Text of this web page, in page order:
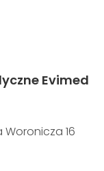
Evimed
Woronicza 16